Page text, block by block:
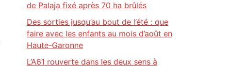
de Palaja fixé après 70 ha brûlés
Des sorties jusqu’au bout de l’été : que
faire avec les enfants au mois d’août en
Haute-Garonne
L’A61 rouverte dans les deux sens à